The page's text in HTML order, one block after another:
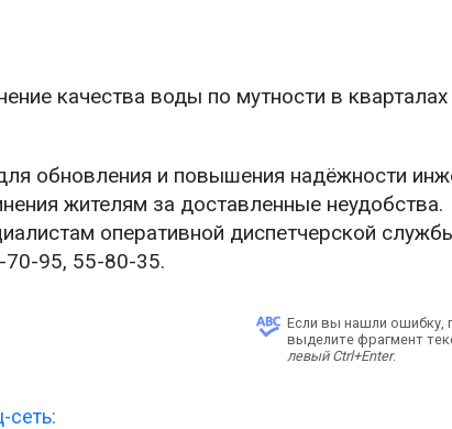
качества воды по мутности в
обновления и повышения надёжности
жителям за доставленные неудобства.
оперативной диспетчерской
70-95, 55-80-35.
Если вы нашли ошибку,
выделите фрагмент
левый Ctrl+Enter.
сеть: